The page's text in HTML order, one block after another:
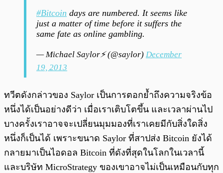
#Bitcoin days are numbered. It seems like
just a matter of time before it suffers the
same fate as online gambling.
— Michael Saylor⚡️ (@saylor) December
19, 2013
ทวีตดังกล่าวของ Saylor เป็นการตอกย้ำถึงความจริงข้อ
หนึ่งได้เป็นอย่างดีว่า เมื่อเราเติบโตขึ้น และเวลาผ่านไป
บางครั้งเราอาจจะเปลี่ยนมุมมองที่เราเคยมีกับสิ่งใดสิ่ง
หนึ่งก็เป็นได้ เพราะขนาด Saylor ที่สาปส่ง Bitcoin ยังได้
กลายมาเป็นไอดอล Bitcoin ที่ดังที่สุดในโลกในเวลานี้
และบริษัท MicroStrategy ของเขาอาจไม่เป็นเหมือนกับทุก